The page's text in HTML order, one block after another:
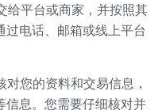
给平台或商家，并按照其
电话、邮箱或线上平台
您的资料和交易信息，
信息。您需要仔细核对并